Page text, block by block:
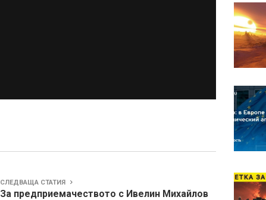
СЛЕДВАЩА СТАТИЯ
За предприемачеството с Ивелин Михайлов